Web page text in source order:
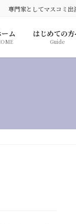
専門家としてマスコミ出
ーム はじめての
Guide